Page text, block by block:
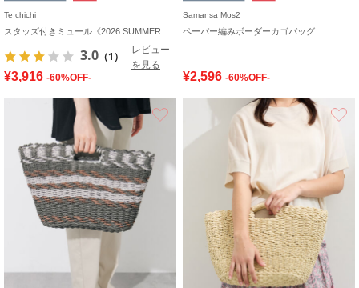
Te chichi
3.0 （1）
レビュー
を見る
¥3,916 -60%OFF-
Samansa Mos2
ペーパー編みボーダーカゴバッグ
¥2,596 -60%OFF-